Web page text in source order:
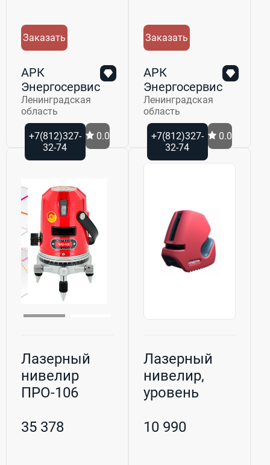
Заказать
АРК
Энергосервис
Ленинградская
область
+7(812)327-
32-74
0.0
Заказать
АРК
Энергосервис
Ленинградская
область
+7(812)327-
32-74
0.0
Лазерный
нивелир
ПРО-106
35 378
Лазерный
нивелир,
уровень
UniX-2
10 990